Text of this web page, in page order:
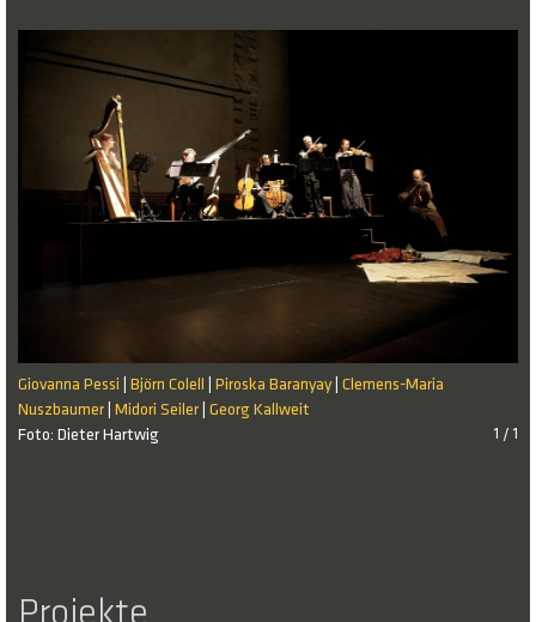
Giovanna Pessi Björn Colell Piroska Baranyay Clemens-Maria
Nuszbaumer Midori Seiler Georg Kallweit
Foto: Dieter Hartwig
1 / 1